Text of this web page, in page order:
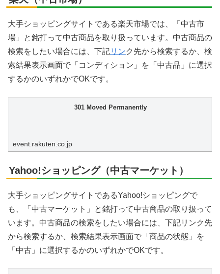
大手ショッピングサイトである楽天市場では、「中古市
場」と銘打って中古商品を取り扱っています。中古商品の
検索をしたい場合には、下記リンク先から検索するか、検
索結果表示画面で「コンディション」を「中古品」に選択
するかのいずれかでOKです。
301 Moved Permanently
event.rakuten.co.jp
Yahoo!ショッピング（中古マーケット）
大手ショッピングサイトであるYahoo!ショッピングで
も、「中古マーケット」と銘打って中古商品の取り扱って
います。中古商品の検索をしたい場合には、下記リンク先
から検索するか、検索結果表示画面で「商品の状態」を
「中古」に選択するかのいずれかでOKです。